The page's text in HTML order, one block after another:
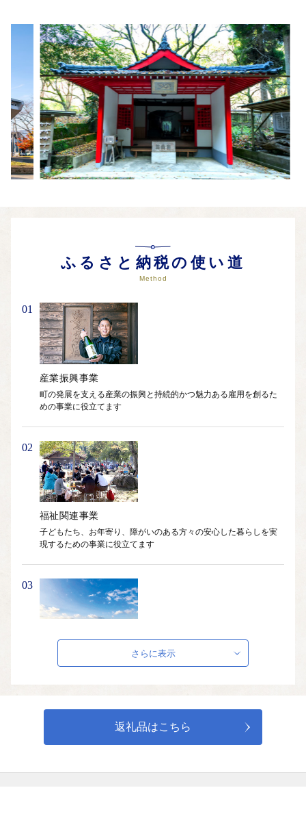
ます。
ふるさと納税の使い道
Method
01
産業振興事業
町の発展を支える産業の振興と持続的かつ魅力ある雇用を創るた
02
福祉関連事業
子どもたち、お年寄り、障がいのある方々の安心した暮らしを実
03
自然環境や生活環境を守り、次世代に継承していくための事業に
さらに表示
返礼品はこちら